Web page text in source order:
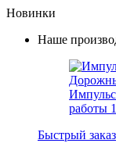
Новинки
Наше
работы
Быстрый заказ